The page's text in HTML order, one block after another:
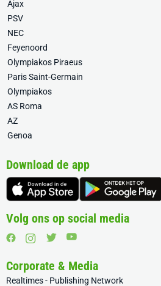
Ajax
PSV
NEC
Feyenoord
Olympiakos Piraeus
Paris Saint-Germain
Olympiakos
AS Roma
AZ
Genoa
Download de app
Volg ons op social media
Corporate & Media
Realtimes - Publishing Network